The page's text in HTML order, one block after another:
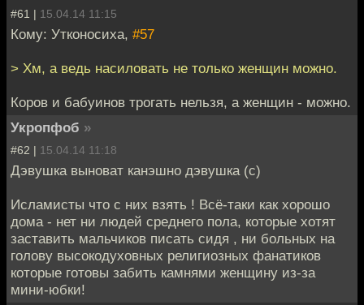
#61 | 15.04.14 11:15
Кому: Утконосиха, #57
> Хм, а ведь насиловать не только женщин можно.
Коров и бабуинов трогать нельзя, а женщин - можно.
Укропфоб »
#62 | 15.04.14 11:18
Дэвушка выноват канэшно дэвушка (с)
Исламисты что с них взять ! Всё-таки как хорошо
дома - нет ни людей среднего пола, которые хотят
заставить мальчиков писать сидя , ни больных на
голову высокодуховных религиозных фанатиков
которые готовы забить камнями женщину из-за
мини-юбки!